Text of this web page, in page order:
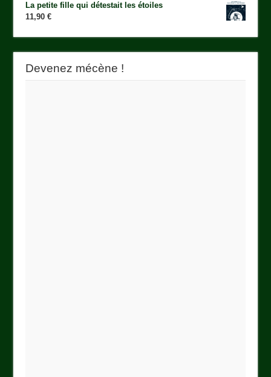
La petite fille qui détestait les étoiles
11,90€
Devenez mécène !